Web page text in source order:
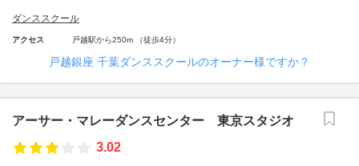
ダンススクール
アクセス 戸越駅から250m （徒歩4分）
戸越銀座 千葉ダンススクールのオーナー様ですか？
アーサー・マレーダンスセンター 東京スタジオ
3.02